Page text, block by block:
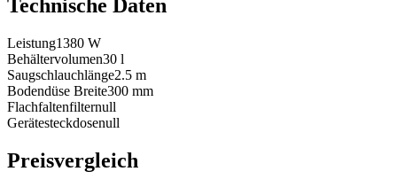
Technische Daten
Leistung1380 W
Behältervolumen30 l
Saugschlauchlänge2.5 m
Bodendüse Breite300 mm
Flachfaltenfilternull
Gerätesteckdosenull
Preisvergleich